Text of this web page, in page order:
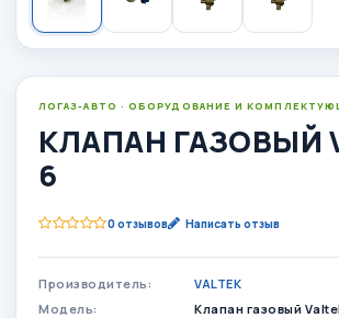
ЛОГАЗ-АВТО · ОБОРУДОВАНИЕ И
КЛАПАН ГАЗОВЫЙ
6
0 отзывов Написать отзыв
Производитель:
VALTEK
Модель:
Клапан газовый